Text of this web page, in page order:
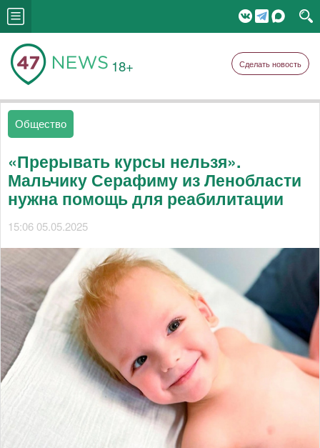
18+ Сделать новость
Общество
«Прерывать курсы нельзя».
Мальчику Серафиму из Ленобласти
нужна помощь для реабилитации
15:06 05.05.2025